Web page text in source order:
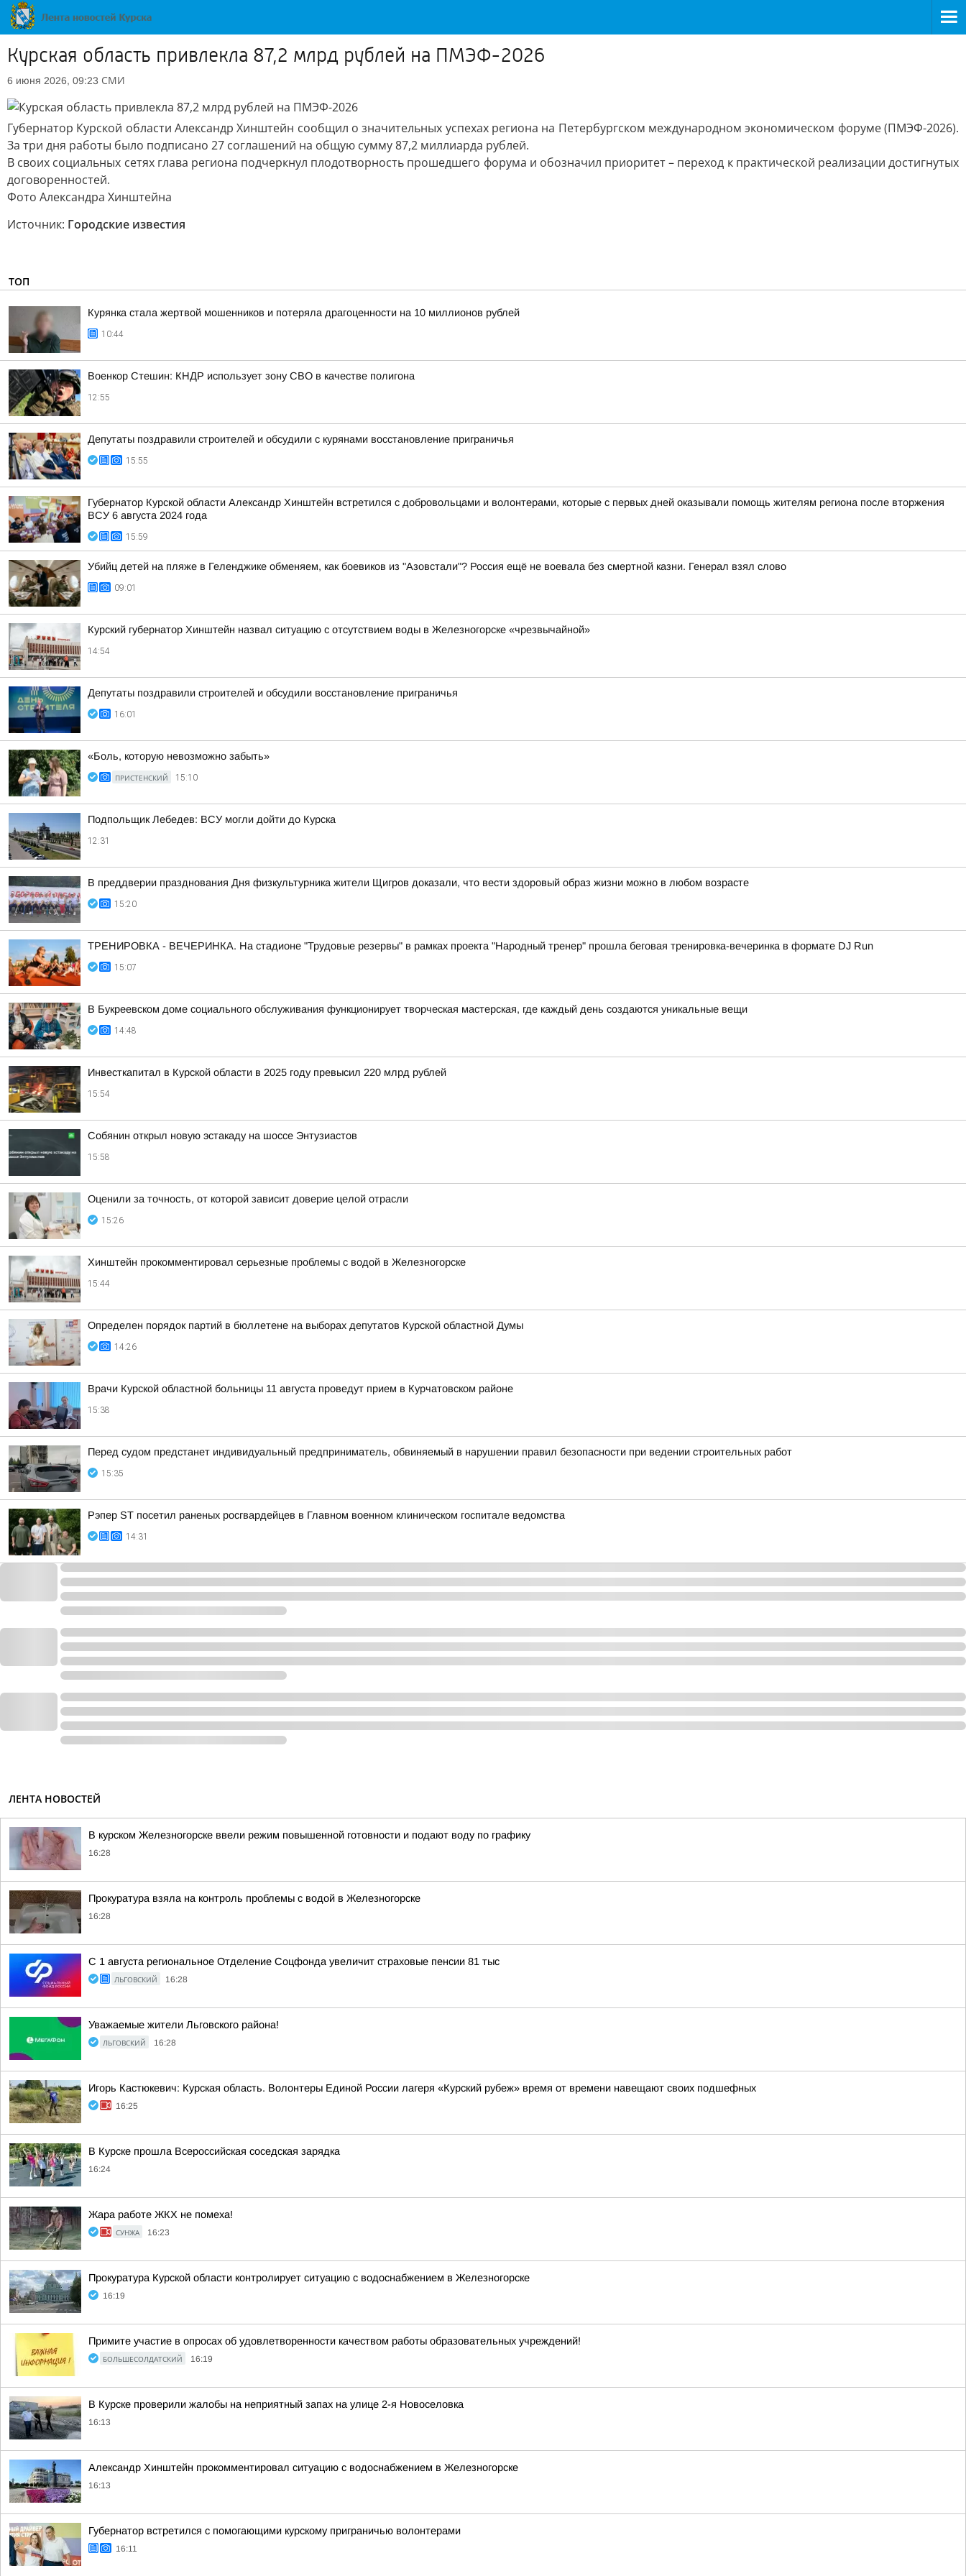
Курская область привлекла 87,2 млрд рублей на ПМЭФ-2026
6 июня 2026, 09:23 СМИ
Губернатор Курской области Александр Хинштейн сообщил о значительных успехах региона на Петербургском международном экономическом форуме (ПМЭФ-2026).
За три дня работы было подписано 27 соглашений на общую сумму 87,2 миллиарда рублей.
В своих социальных сетях глава региона подчеркнул плодотворность прошедшего форума и обозначил приоритет – переход к практической реализации достигнутых
договоренностей.
Фото Александра Хинштейна
Источник: Городские известия
ТОП
Курянка стала жертвой мошенников и потеряла драгоценности на 10 миллионов рублей
10:44
Военкор Стешин: КНДР использует зону СВО в качестве полигона
12:55
Депутаты поздравили строителей и обсудили с курянами восстановление приграничья
15:55
Губернатор Курской области Александр Хинштейн встретился с добровольцами и волонтерами, которые с первых дней оказывали помощь жителям региона после вторжения
ВСУ 6 августа 2024 года
15:59
Убийц детей на пляже в Геленджике обменяем, как боевиков из "Азовстали"? Россия ещё не воевала без смертной казни. Генерал взял слово
09:01
Курский губернатор Хинштейн назвал ситуацию с отсутствием воды в Железногорске «чрезвычайной»
14:54
Депутаты поздравили строителей и обсудили восстановление приграничья
16:01
«Боль, которую невозможно забыть»
ПРИСТЕНСКИЙ 15:10
Подпольщик Лебедев: ВСУ могли дойти до Курска
12:31
В преддверии празднования Дня физкультурника жители Щигров доказали, что вести здоровый образ жизни можно в любом возрасте
15:20
ТРЕНИРОВКА - ВЕЧЕРИНКА. На стадионе "Трудовые резервы" в рамках проекта "Народный тренер" прошла беговая тренировка-вечеринка в формате DJ Run
15:07
В Букреевском доме социального обслуживания функционирует творческая мастерская, где каждый день создаются уникальные вещи
14:48
Инвесткапитал в Курской области в 2025 году превысил 220 млрд рублей
15:54
Собянин открыл новую эстакаду на шоссе Энтузиастов
15:58
Оценили за точность, от которой зависит доверие целой отрасли
15:26
Хинштейн прокомментировал серьезные проблемы с водой в Железногорске
15:44
Определен порядок партий в бюллетене на выборах депутатов Курской областной Думы
14:26
Врачи Курской областной больницы 11 августа проведут прием в Курчатовском районе
15:38
Перед судом предстанет индивидуальный предприниматель, обвиняемый в нарушении правил безопасности при ведении строительных работ
15:35
Рэпер ST посетил раненых росгвардейцев в Главном военном клиническом госпитале ведомства
14:31
ЛЕНТА НОВОСТЕЙ
В курском Железногорске ввели режим повышенной готовности и подают воду по графику
16:28
Прокуратура взяла на контроль проблемы с водой в Железногорске
16:28
С 1 августа региональное Отделение Соцфонда увеличит страховые пенсии 81 тыс
ЛЬГОВСКИЙ 16:28
Уважаемые жители Льговского района!
ЛЬГОВСКИЙ 16:28
Игорь Кастюкевич: Курская область. Волонтеры Единой России лагеря «Курский рубеж» время от времени навещают своих подшефных
16:25
В Курске прошла Всероссийская соседская зарядка
16:24
Жара работе ЖКХ не помеха!
СУНЖА 16:23
Прокуратура Курской области контролирует ситуацию с водоснабжением в Железногорске
16:19
Примите участие в опросах об удовлетворенности качеством работы образовательных учреждений!
БОЛЬШЕСОЛДАТСКИЙ 16:19
В Курске проверили жалобы на неприятный запах на улице 2-я Новоселовка
16:13
Александр Хинштейн прокомментировал ситуацию с водоснабжением в Железногорске
16:13
Губернатор встретился с помогающими курскому приграничью волонтерами
16:11